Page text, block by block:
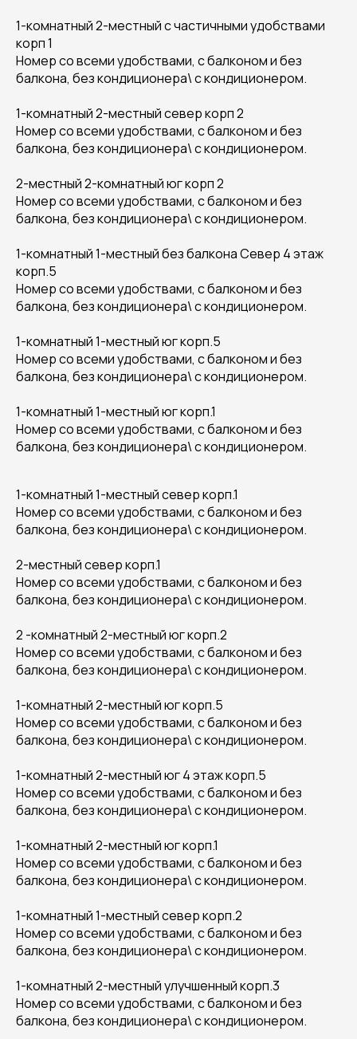
1-комнатный 2-местный с частичными удобствами
корп 1
Номер со всеми удобствами, с балконом и без
балкона, без кондиционера\ с кондиционером.
1-комнатный 2-местный север корп 2
Номер со всеми удобствами, с балконом и без
балкона, без кондиционера\ с кондиционером.
2-местный 2-комнатный юг корп 2
Номер со всеми удобствами, с балконом и без
балкона, без кондиционера\ с кондиционером.
1-комнатный 1-местный без балкона Север 4 этаж
корп.5
Номер со всеми удобствами, с балконом и без
балкона, без кондиционера\ с кондиционером.
1-комнатный 1-местный юг корп.5
Номер со всеми удобствами, с балконом и без
балкона, без кондиционера\ с кондиционером.
1-комнатный 1-местный юг корп.1
Номер со всеми удобствами, с балконом и без
балкона, без кондиционера\ с кондиционером.
1-комнатный 1-местный север корп.1
Номер со всеми удобствами, с балконом и без
балкона, без кондиционера\ с кондиционером.
2-местный север корп.1
Номер со всеми удобствами, с балконом и без
балкона, без кондиционера\ с кондиционером.
2 -комнатный 2-местный юг корп.2
Номер со всеми удобствами, с балконом и без
балкона, без кондиционера\ с кондиционером.
1-комнатный 2-местный юг корп.5
Номер со всеми удобствами, с балконом и без
балкона, без кондиционера\ с кондиционером.
1-комнатный 2-местный юг 4 этаж корп.5
Номер со всеми удобствами, с балконом и без
балкона, без кондиционера\ с кондиционером.
1-комнатный 2-местный юг корп.1
Номер со всеми удобствами, с балконом и без
балкона, без кондиционера\ с кондиционером.
1-комнатный 1-местный север корп.2
Номер со всеми удобствами, с балконом и без
балкона, без кондиционера\ с кондиционером.
1-комнатный 2-местный улучшенный корп.3
Номер со всеми удобствами, с балконом и без
балкона, без кондиционера\ с кондиционером.